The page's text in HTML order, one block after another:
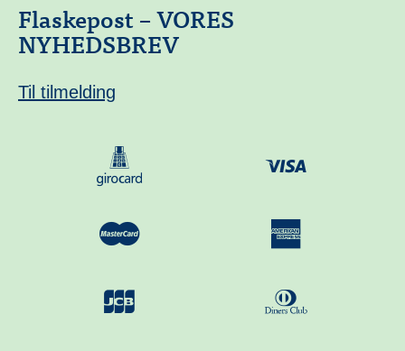
Flaskepost – VORES
NYHEDSBREV
Til tilmelding